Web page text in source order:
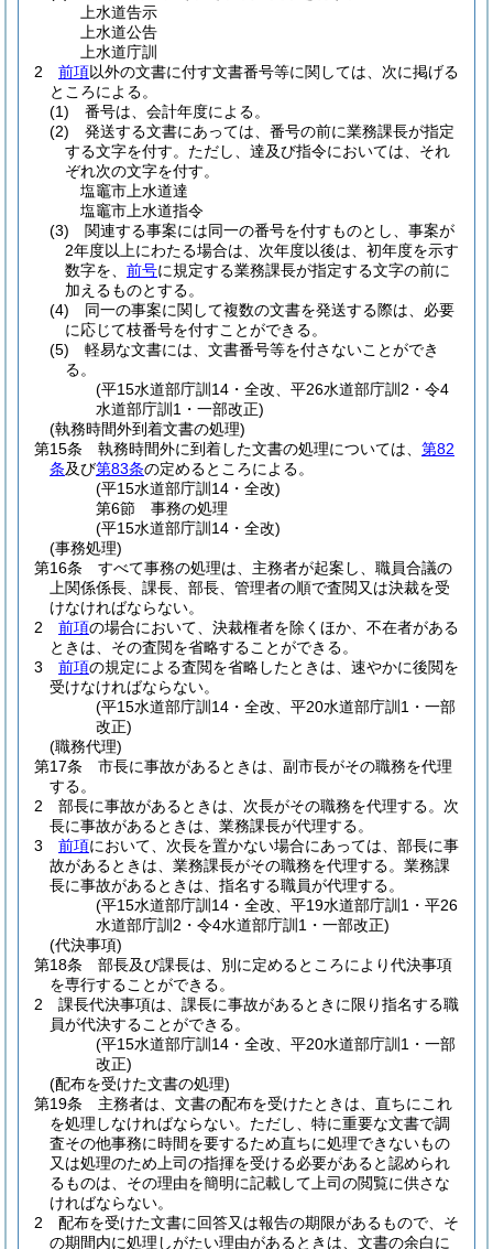
上水道告示
上水道公告
上水道庁訓
2
前項以外の文書に付す文書番号等に関しては、次に掲げる
ところによる。
(1)
番号は、会計年度による。
(2)
発送する文書にあっては、番号の前に業務課長が指定
する文字を付す。 ただし、達及び指令においては、それ
ぞれ次の文字を付す。
塩竈市上水道達
塩竈市上水道指令
(3)
関連する事案には同一の番号を付すものとし、事案が
2年度以上にわたる場合は、次年度以後は、初年度を示す
数字を、 前号に規定する業務課長が指定する文字の前に
加えるものとする。
(4)
同一の事案に関して複数の文書を発送する際は、必要
に応じて枝番号を付すことができる。
(5)
軽易な文書には、文書番号等を付さないことができ
る。
(平15水道部庁訓14・全改、平26水道部庁訓2・令4
水道部庁訓1・一部改正)
(執務時間外到着文書の処理)
第15条
執務時間外に到着した文書の処理については、 第82
条及び第83条の定めるところによる。
(平15水道部庁訓14・全改)
第6節
事務の処理
(平15水道部庁訓14・全改)
(事務処理)
第16条
すべて事務の処理は、主務者が起案し、職員合議の
上関係係長、課長、部長、管理者の順で査閲又は決裁を受
けなければならない。
2
前項の場合において、決裁権者を除くほか、不在者がある
ときは、その査閲を省略することができる。
3
前項の規定による査閲を省略したときは、速やかに後閲を
受けなければならない。
(平15水道部庁訓14・全改、平20水道部庁訓1・一部
改正)
(職務代理)
第17条
市長に事故があるときは、副市長がその職務を代理
する。
2
部長に事故があるときは、次長がその職務を代理する。 次
長に事故があるときは、業務課長が代理する。
3
前項において、次長を置かない場合にあっては、部長に事
故があるときは、業務課長がその職務を代理する。 業務課
長に事故があるときは、指名する職員が代理する。
(平15水道部庁訓14・全改、平19水道部庁訓1・平26
水道部庁訓2・令4水道部庁訓1・一部改正)
(代決事項)
第18条
部長及び課長は、別に定めるところにより代決事項
を専行することができる。
2
課長代決事項は、課長に事故があるときに限り指名する職
員が代決することができる。
(平15水道部庁訓14・全改、平20水道部庁訓1・一部
改正)
(配布を受けた文書の処理)
第19条
主務者は、文書の配布を受けたときは、直ちにこれ
を処理しなければならない。 ただし、特に重要な文書で調
査その他事務に時間を要するため直ちに処理できないもの
又は処理のため上司の指揮を受ける必要があると認められ
るものは、その理由を簡明に記載して上司の閲覧に供さな
ければならない。
2
配布を受けた文書に回答又は報告の期限があるもので、そ
の期間内に処理しがたい理由があるときは、文書の余白に